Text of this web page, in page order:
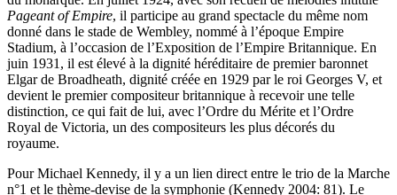
Pageant of Empire, il participe au grand spectacle du même nom
donné dans le stade de Wembley, nommé à l’époque Empire
Stadium, à l’occasion de l’Exposition de l’Empire Britannique. En
juin 1931, il est élevé à la dignité héréditaire de premier baronnet
Elgar de Broadheath, dignité créée en 1929 par le roi Georges V, et
devient le premier compositeur britannique à recevoir une telle
distinction, ce qui fait de lui, avec l’Ordre du Mérite et l’Ordre
Royal de Victoria, un des compositeurs les plus décorés du
royaume.
Pour Michael Kennedy, il y a un lien direct entre le trio de la Marche
n°1 et le thème-devise de la symphonie (Kennedy 2004: 81). Le